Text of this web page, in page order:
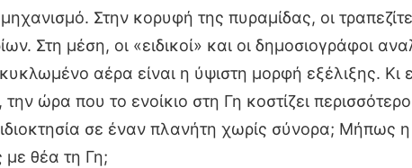
Στην κορυφή της πυραμίδας, οι
Στη μέση, οι «ειδικοί» και οι δημοσιογράφοι
αέρα είναι η ύψιστη μορφή εξέλιξης. Κι
ώρα που το ενοίκιο στη Γη κοστίζει
σε έναν πλανήτη χωρίς σύνορα; Μήπως
με θέα τη Γη;